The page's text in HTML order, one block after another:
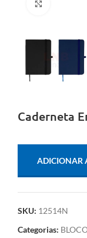
Caderneta
ADICIONAR
SKU: 12514N
Categorias: